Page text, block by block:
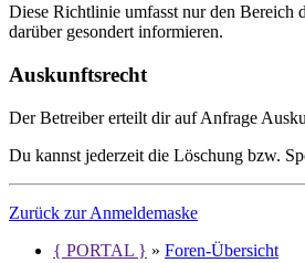
Diese Richtlinie umfasst nur den Bereich
darüber gesondert informieren.
Auskunftsrecht
Der Betreiber erteilt dir auf Anfrage
Du kannst jederzeit die Löschung bzw.
Zurück zur Anmeldemaske
{ PORTAL } » Foren-Übersicht